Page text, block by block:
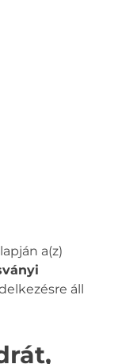
a(z)
áll